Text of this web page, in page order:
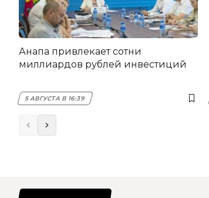
Анапа привлекает сотни
миллиардов рублей инвестиций
5 АВГУСТА В 16:39